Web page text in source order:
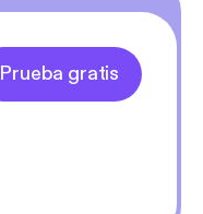
Prueba gratis